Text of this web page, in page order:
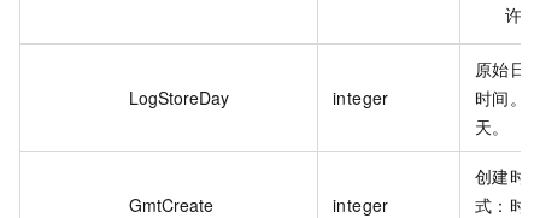
许。
LogStoreDay integer
原始日
时间。
天。
GmtCreate integer
创建时
式：时